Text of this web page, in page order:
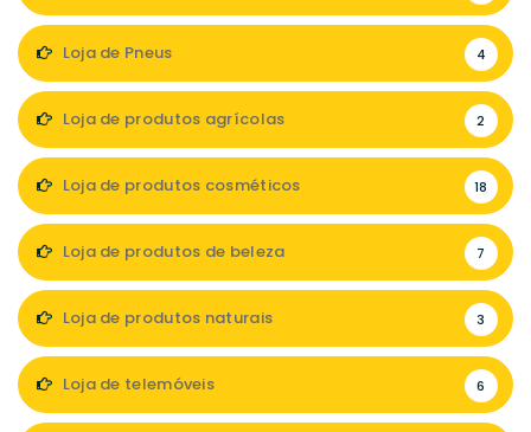
Loja de Pneus 4
Loja de produtos agrícolas 2
Loja de produtos cosméticos 18
Loja de produtos de beleza 7
Loja de produtos naturais 3
Loja de telemóveis 6